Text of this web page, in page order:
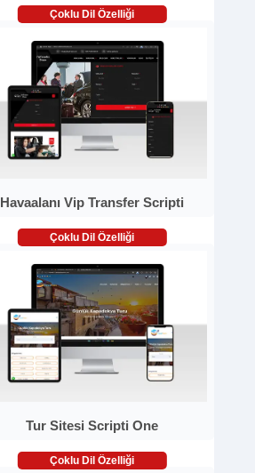
Çoklu Dil Özelliği
Havaalanı Vip Transfer Scripti
Çoklu Dil Özelliği
Tur Sitesi Scripti One
Çoklu Dil Özelliği